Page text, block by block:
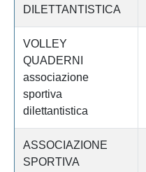
DILETTANTISTICA
VOLLEY
QUADERNI
associazione
sportiva
dilettantistica
ASSOCIAZIONE
SPORTIVA